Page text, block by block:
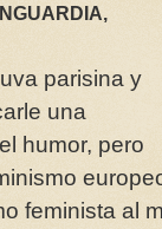
DIA,
parisina y
una
humor, pero
feminista al